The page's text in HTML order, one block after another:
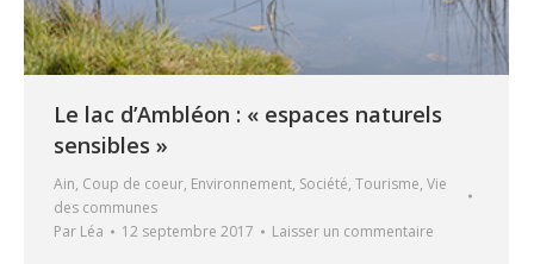
Le lac d’Ambléon : « espaces naturels
sensibles »
Ain, Coup de coeur, Environnement, Société, Tourisme, Vie
des communes
Par Léa 12 septembre 2017 Laisser un commentaire